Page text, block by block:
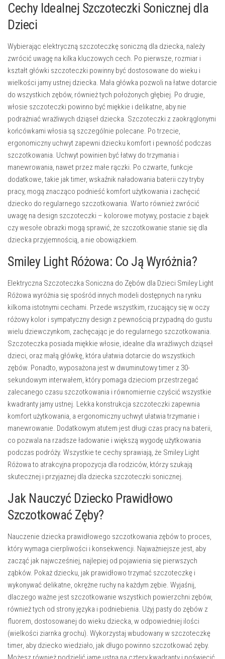
Cechy Idealnej Szczoteczki Sonicznej dla
Dzieci
Wybierając elektryczną szczoteczkę soniczną dla dziecka, należy
zwrócić uwagę na kilka kluczowych cech. Po pierwsze, rozmiar i
kształt główki szczoteczki powinny być dostosowane do wieku i
wielkości jamy ustnej dziecka. Mała główka pozwoli na łatwe dotarcie
do wszystkich zębów, również tych położonych głębiej. Po drugie,
włosie szczoteczki powinno być miękkie i delikatne, aby nie
podrażniać wrażliwych dziąseł dziecka. Szczoteczki z zaokrąglonymi
końcówkami włosia są szczególnie polecane. Po trzecie,
ergonomiczny uchwyt zapewni dziecku komfort i pewność podczas
szczotkowania. Uchwyt powinien być łatwy do trzymania i
manewrowania, nawet przez małe rączki. Po czwarte, funkcje
dodatkowe, takie jak timer, wskaźnik naładowania baterii czy tryby
pracy, mogą znacząco podnieść komfort użytkowania i zachęcić
dziecko do regularnego szczotkowania. Warto również zwrócić
uwagę na design szczoteczki – kolorowe motywy, postacie z bajek
czy wesołe obrazki mogą sprawić, że szczotkowanie stanie się dla
dziecka przyjemnością, a nie obowiązkiem.
Smiley Light Różowa: Co Ją Wyróżnia?
Elektryczna Szczoteczka Soniczna do Zębów dla Dzieci Smiley Light
Różowa wyróżnia się spośród innych modeli dostępnych na rynku
kilkoma istotnymi cechami. Przede wszystkim, rzucający się w oczy
różowy kolor i sympatyczny design z pewnością przypadną do gustu
wielu dziewczynkom, zachęcając je do regularnego szczotkowania.
Szczoteczka posiada miękkie włosie, idealne dla wrażliwych dziąseł
dzieci, oraz małą główkę, która ułatwia dotarcie do wszystkich
zębów. Ponadto, wyposażona jest w dwuminutowy timer z 30-
sekundowym interwałem, który pomaga dzieciom przestrzegać
zalecanego czasu szczotkowania i równomiernie czyścić wszystkie
kwadranty jamy ustnej. Lekka konstrukcja szczoteczki zapewnia
komfort użytkowania, a ergonomiczny uchwyt ułatwia trzymanie i
manewrowanie. Dodatkowym atutem jest długi czas pracy na baterii,
co pozwala na rzadsze ładowanie i większą wygodę użytkowania
podczas podróży. Wszystkie te cechy sprawiają, że Smiley Light
Różowa to atrakcyjna propozycja dla rodziców, którzy szukają
skutecznej i przyjaznej dla dziecka szczoteczki sonicznej.
Jak Nauczyć Dziecko Prawidłowo
Szczotkować Zęby?
Nauczenie dziecka prawidłowego szczotkowania zębów to proces,
który wymaga cierpliwości i konsekwencji. Najważniejsze jest, aby
zacząć jak najwcześniej, najlepiej od pojawienia się pierwszych
ząbków. Pokaż dziecku, jak prawidłowo trzymać szczoteczkę i
wykonywać delikatne, okrężne ruchy na każdym zębie. Wyjaśnij,
dlaczego ważne jest szczotkowanie wszystkich powierzchni zębów,
również tych od strony języka i podniebienia. Użyj pasty do zębów z
fluorem, dostosowanej do wieku dziecka, w odpowiedniej ilości
(wielkości ziarnka grochu). Wykorzystaj wbudowany w szczoteczkę
timer, aby dziecko wiedziało, jak długo powinno szczotkować zęby.